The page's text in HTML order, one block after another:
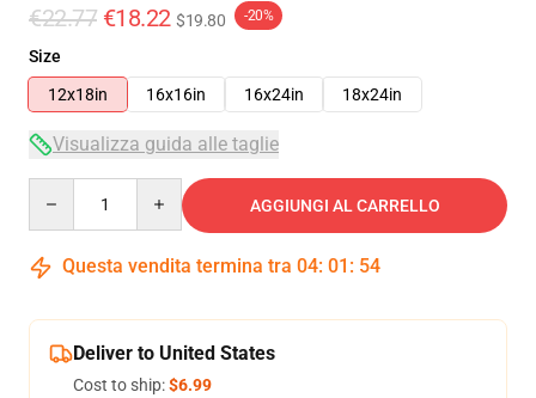
€22.77 €18.22 $19.80 -20%
Size
12x18in
16x16in 16x24in 18x24in
Visualizza guida alle taglie
AGGIUNGI AL CARRELLO
Questa vendita termina tra 04: 01 : 54
Deliver to United States
Cost to ship:$6.99